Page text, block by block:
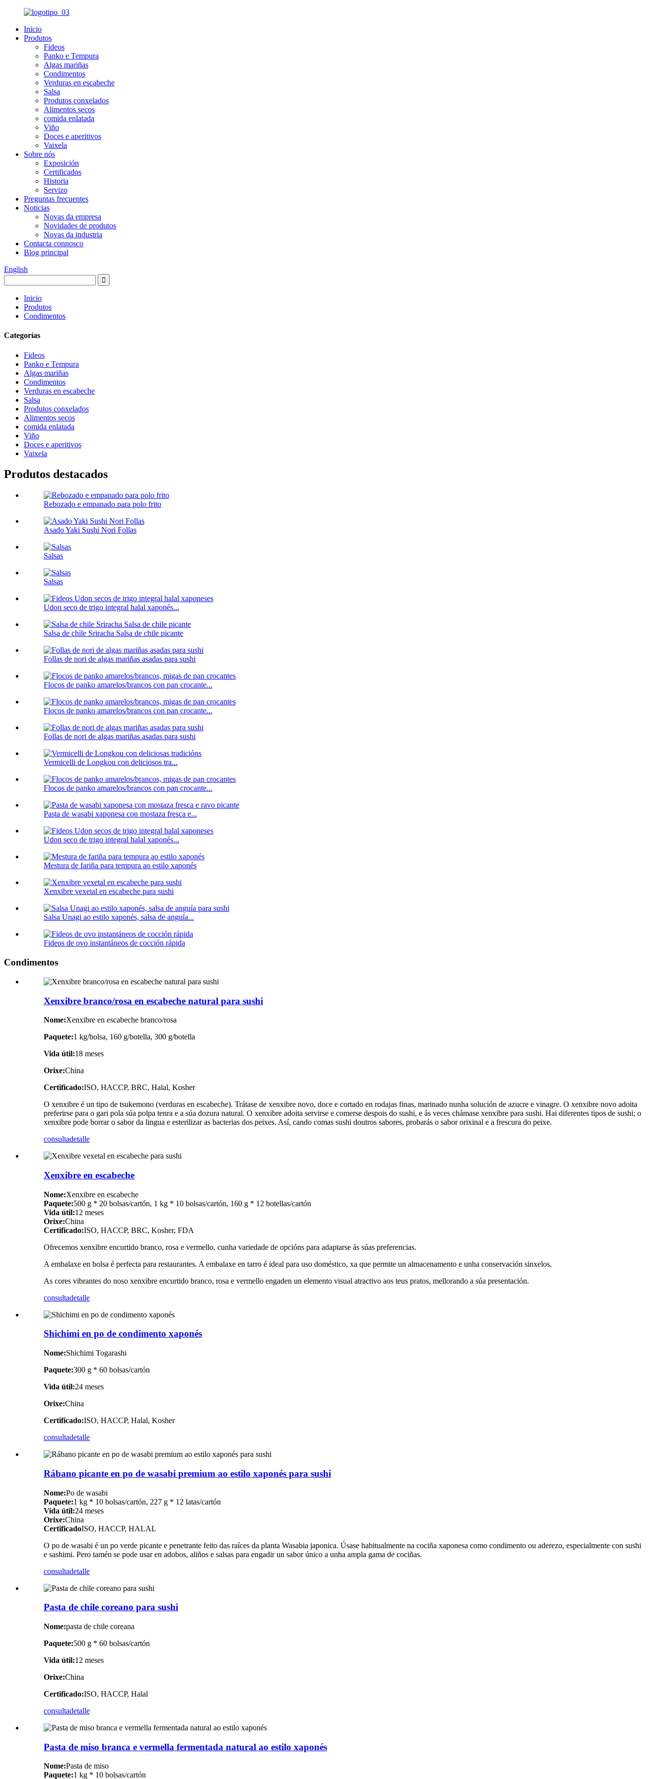
Inicio
Produtos
Fideos
Panko e Tempura
Algas mariñas
Condimentos
Verduras en escabeche
Salsa
Produtos conxelados
Alimentos secos
comida enlatada
Viño
Doces e aperitivos
Vaixela
Sobre nós
Exposición
Certificados
Historia
Servizo
Preguntas frecuentes
Noticias
Novas da empresa
Novidades de produtos
Novas da industria
Contacta connosco
Blog principal
English
Inicio
Produtos
Condimentos
Categorías
Fideos
Panko e Tempura
Algas mariñas
Condimentos
Verduras en escabeche
Salsa
Produtos conxelados
Alimentos secos
comida enlatada
Viño
Doces e aperitivos
Vaixela
Produtos destacados
Rebozado e empanado para polo frito
Asado Yaki Sushi Nori Follas
Salsas
Salsas
Udon seco de trigo integral halal xaponés...
Salsa de chile Sriracha Salsa de chile picante
Follas de nori de algas mariñas asadas para sushi
Flocos de panko amarelos/brancos con pan crocante...
Flocos de panko amarelos/brancos con pan crocante...
Follas de nori de algas mariñas asadas para sushi
Vermicelli de Longkou con deliciosos tra...
Flocos de panko amarelos/brancos con pan crocante...
Pasta de wasabi xaponesa con mostaza fresca e...
Udon seco de trigo integral halal xaponés...
Mestura de fariña para tempura ao estilo xaponés
Xenxibre vexetal en escabeche para sushi
Salsa Unagi ao estilo xaponés, salsa de anguía...
Fideos de ovo instantáneos de cocción rápida
Condimentos
Xenxibre branco/rosa en escabeche natural para sushi
Nome:Xenxibre en escabeche branco/rosa
Paquete:1 kg/bolsa, 160 g/botella, 300 g/botella
Vida útil:18 meses
Orixe:China
Certificado:ISO, HACCP, BRC, Halal, Kosher
O xenxibre é un tipo de tsukemono (verduras en escabeche). Trátase de xenxibre novo, doce e cortado en rodajas finas, marinado nunha solución de azucre e vinagre. O xenxibre novo adoita
preferirse para o gari pola súa polpa tenra e a súa dozura natural. O xenxibre adoita servirse e comerse despois do sushi, e ás veces chámase xenxibre para sushi. Hai diferentes tipos de sushi; o
xenxibre pode borrar o sabor da lingua e esterilizar as bacterias dos peixes. Así, cando comas sushi doutros sabores, probarás o sabor orixinal e a frescura do peixe.
consultadetalle
Xenxibre en escabeche
Nome:Xenxibre en escabeche
Paquete:500 g * 20 bolsas/cartón, 1 kg * 10 bolsas/cartón, 160 g * 12 botellas/cartón
Vida útil:12 meses
Orixe:China
Certificado:ISO, HACCP, BRC, Kosher, FDA
Ofrecemos xenxibre encurtido branco, rosa e vermello, cunha variedade de opcións para adaptarse ás súas preferencias.
A embalaxe en bolsa é perfecta para restaurantes. A embalaxe en tarro é ideal para uso doméstico, xa que permite un almacenamento e unha conservación sinxelos.
As cores vibrantes do noso xenxibre encurtido branco, rosa e vermello engaden un elemento visual atractivo aos teus pratos, mellorando a súa presentación.
consultadetalle
Shichimi en po de condimento xaponés
Nome:Shichimi Togarashi
Paquete:300 g * 60 bolsas/cartón
Vida útil:24 meses
Orixe:China
Certificado:ISO, HACCP, Halal, Kosher
consultadetalle
Rábano picante en po de wasabi premium ao estilo xaponés para sushi
Nome:Po de wasabi
Paquete:1 kg * 10 bolsas/cartón, 227 g * 12 latas/cartón
Vida útil:24 meses
Orixe:China
CertificadoISO, HACCP, HALAL
O po de wasabi é un po verde picante e penetrante feito das raíces da planta Wasabia japonica. Úsase habitualmente na cociña xaponesa como condimento ou aderezo, especialmente con sushi
e sashimi. Pero tamén se pode usar en adobos, aliños e salsas para engadir un sabor único a unha ampla gama de cociñas.
consultadetalle
Pasta de chile coreano para sushi
Nome:pasta de chile coreana
Paquete:500 g * 60 bolsas/cartón
Vida útil:12 meses
Orixe:China
Certificado:ISO, HACCP, Halal
consultadetalle
Pasta de miso branca e vermella fermentada natural ao estilo xaponés
Nome:Pasta de miso
Paquete:1 kg * 10 bolsas/cartón